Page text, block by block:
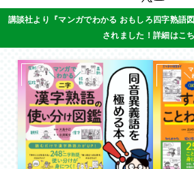
講談社より『マンガでわかる おもしろ四字熟語
されました！詳細はこ